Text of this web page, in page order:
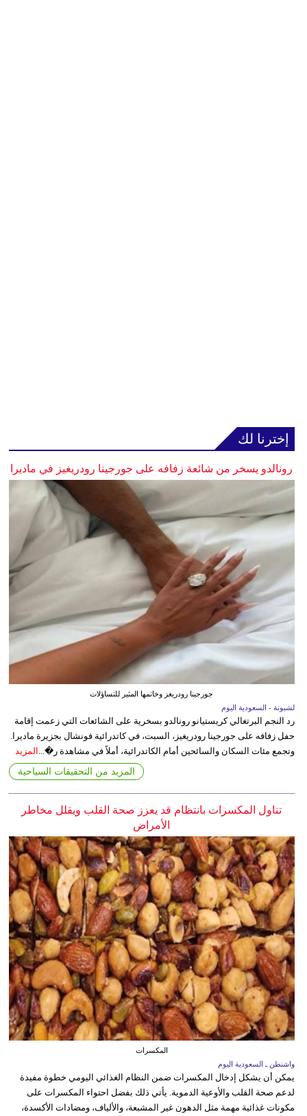
إخترنا لك
رونالدو يسخر من شائعة زفافه على جورجينا رودريغيز في ماديرا
جورجينا رودريغز وخاتمها المثير للتساؤلات
لشبونة - السعودية اليوم
رد النجم البرتغالي كريستيانو رونالدو بسخرية على الشائعات التي زعمت إقامة
حفل زفافه على جورجينا رودريغيز، السبت، في كاتدرائية فونشال بجزيرة ماديرا.
وتجمع مئات السكان والسائحين أمام الكاتدرائية، أملاً في مشاهدة ر�... المزيد
المزيد من التحقيقات السياحية
تناول المكسرات بانتظام قد يعزز صحة القلب ويقلل مخاطر
الأمراض
المكسرات
واشنطن ـ السعودية اليوم
يمكن أن يشكل إدخال المكسرات ضمن النظام الغذائي اليومي خطوة مفيدة
لدعم صحة القلب والأوعية الدموية. يأتي ذلك بفضل احتواء المكسرات على
مكونات غذائية مهمة مثل الدهون غير المشبعة، والألياف، ومضادات الأكسدة،